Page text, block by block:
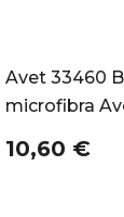
Avet 33460
microfibra
10,60 €